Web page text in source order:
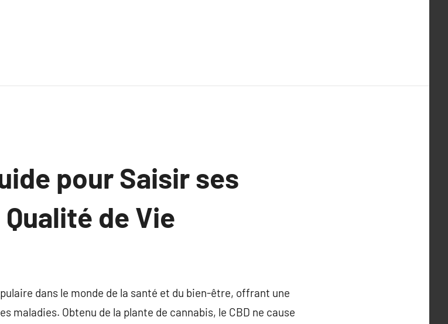
pour Saisir ses
de Vie
dans le monde de la santé et du bien-être, offrant une
Obtenu de la plante de cannabis, le CBD ne cause